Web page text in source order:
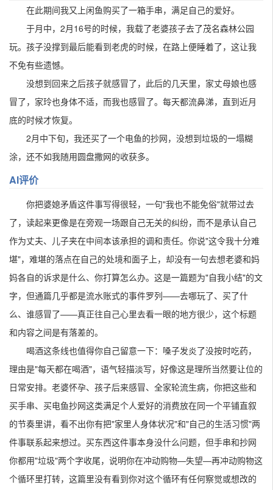
在此期间我又上闲鱼购买了一箱手串，满足自己的爱好。
于月中，2月16号的时候，我载了老婆孩子去了茂名森林公园
玩。孩子没撑到最后能看到老虎的时候，在路上便睡着了，这让我
不免有些遗憾。
没想到回来之后孩子就感冒了，此后的几天里，家丈母娘也感
冒了，家玲也身体不适，而我也感冒了。每天都流鼻涕，直到近月
底的时候才恢复。
2月中下旬，我还买了一个电鱼的抄网，没想到垃圾的一塌糊
涂，还不如我随用圆盘撒网的收获多。
AI评价
你把婆媳矛盾这件事写得很轻，一句"我也不能免俗"就带过去
了，读起来更像是在旁观一场跟自己无关的纠纷，而不是承认自己
作为丈夫、儿子夹在中间本该承担的调和责任。你说"这令我十分难
堪"，难堪的落点在自己的处境和面子上，却没有一句去想老婆和妈
妈各自的诉求是什么、你打算怎么办。这是一篇题为"自我小结"的文
字，但通篇几乎都是流水账式的事件罗列——去哪玩了、买了什
么、谁感冒了——真正往自己心里去看一眼的地方很少，这个标题
和内容之间是有落差的。
喝酒这条线也值得你自己留意一下：嗓子发炎了没按时吃药，
理由是"每天都在喝酒"，语气轻描淡写，好像这是理所当然要让位的
日常安排。老婆怀孕、孩子后来感冒、全家轮流生病，你把这些和
买手串、买电鱼抄网这类满足个人爱好的消费放在同一个平铺直叙
的节奏里讲，看不出你有把"家里人身体状况"和"自己的生活习惯"两
件事联系起来想过。买东西这件事本身没什么问题，但手串和抄网
你都用"垃圾"两个字收尾，说明你在冲动购物—失望—再冲动购物这
个循环里打转，这篇里没有看到你对这个循环有任何察觉或想改的